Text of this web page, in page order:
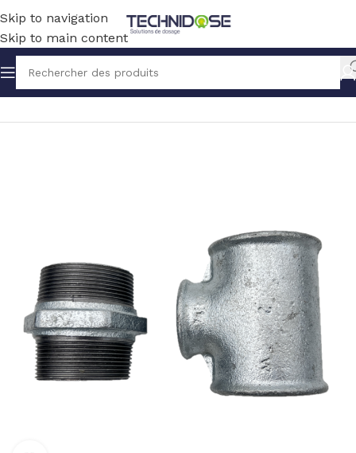
Skip to navigation
Skip to main content
Accueil BLOWERS ACCESSOIRES / PIECES DETACHEES